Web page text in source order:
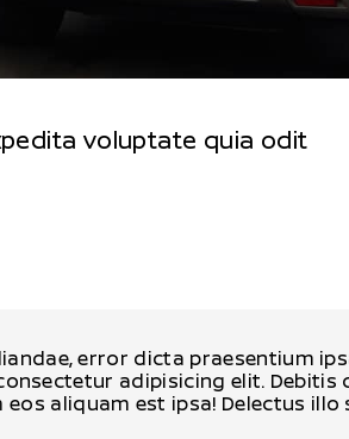
voluptate quia odit
error dicta praesentium
adipisicing elit. Debitis
aliquam est ipsa! Delectus illo